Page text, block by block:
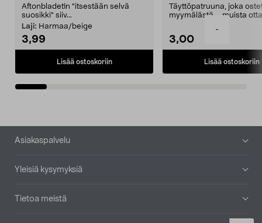
-
Aftonbladetin "itsestään selvä
suosikki" siiv...
Laji: Harmaa/beige
3,99
Lisää ostoskoriin
Täyttöpatruuna, joka
myymälästä – muista
3,00
Lisää ostoskoriin
Alatunniste
Asiakaspalvelu
Yleisiä kysymyksiä
Tietoa meistä